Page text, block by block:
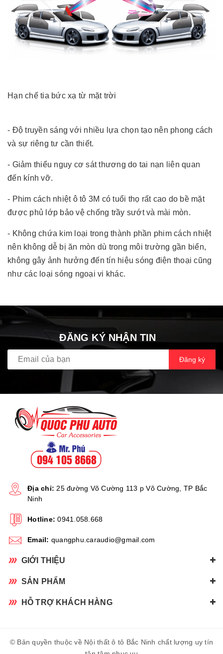
Hạn chế tia bức xạ từ mặt trời
- Độ truyền sáng với nhiều lựa chọn tạo nên phong cách
và sự riêng tư cần thiết.
- Giảm thiểu nguy cơ sát thương do tai nạn liên quan
đến kính vỡ.
- Phim cách nhiệt ô tô 3M có tuổi thọ rất cao do bề mặt
được phủ lớp bảo vệ chống trầy sướt và mài mòn.
- Không chứa kim loại trong thành phần phim cách nhiệt
nên không dễ bị ăn mòn dù trong môi trường gần biển,
không gây ảnh hưởng đến tín hiệu sóng điện thoại cũng
như các loại sóng ngoại vi khác.
ĐĂNG KÝ NHẬN TIN
Đăng ký
Địa chỉ: 25 đường Võ Cường 113 p Võ Cường, TP Bắc
Ninh
Hotline: 0941.058.668
Email: quangphu.caraudio@gmail.com
GIỚI THIỆU
SẢN PHẨM
HỖ TRỢ KHÁCH HÀNG
© Bản quyền thuộc về Nội thất ô tô Bắc Ninh chất lượng uy tín